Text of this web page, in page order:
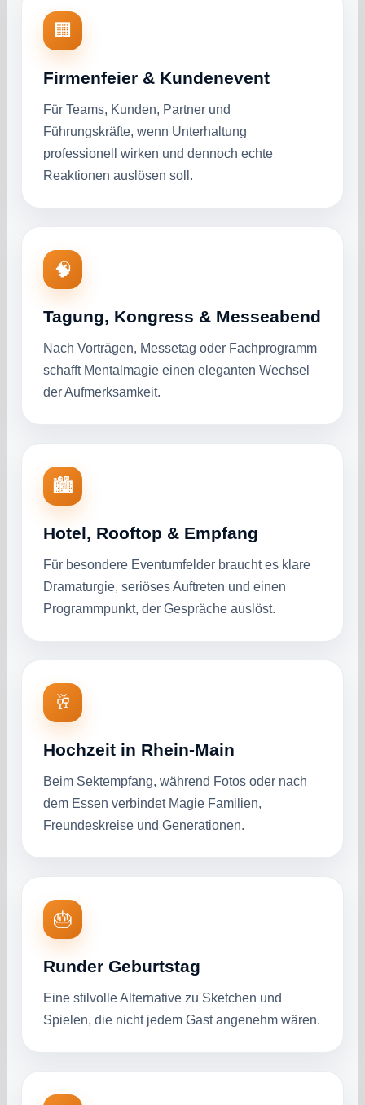
🏢
Firmenfeier & Kundenevent
Für Teams, Kunden, Partner und
Führungskräfte, wenn Unterhaltung
professionell wirken und dennoch echte
Reaktionen auslösen soll.
🧠
Tagung, Kongress & Messeabend
Nach Vorträgen, Messetag oder Fachprogramm
schafft Mentalmagie einen eleganten Wechsel
der Aufmerksamkeit.
🏙️
Hotel, Rooftop & Empfang
Für besondere Eventumfelder braucht es klare
Dramaturgie, seriöses Auftreten und einen
Programmpunkt, der Gespräche auslöst.
🥂
Hochzeit in Rhein-Main
Beim Sektempfang, während Fotos oder nach
dem Essen verbindet Magie Familien,
Freundeskreise und Generationen.
🎂
Runder Geburtstag
Eine stilvolle Alternative zu Sketchen und
Spielen, die nicht jedem Gast angenehm wären.